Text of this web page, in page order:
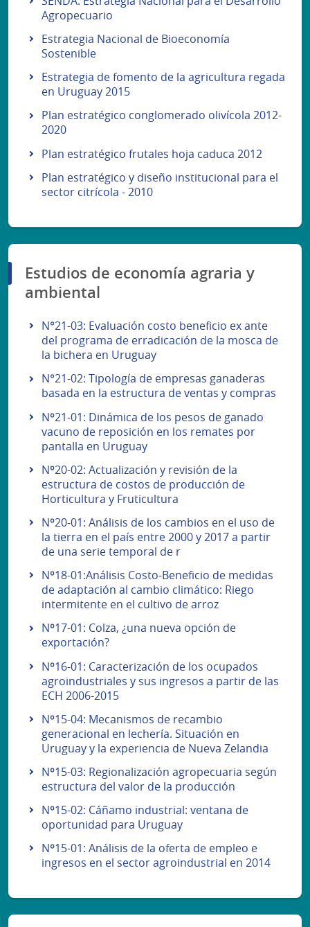
Agropecuario
Estrategia Nacional de Bioeconomía
Sostenible
Estrategia de fomento de la agricultura regada
en Uruguay 2015
Plan estratégico conglomerado olivícola 2012-
2020
Plan estratégico frutales hoja caduca 2012
Plan estratégico y diseño institucional para el
sector citrícola - 2010
Estudios de economía agraria y
ambiental
N°21-03: Evaluación costo beneficio ex ante
del programa de erradicación de la mosca de
la bichera en Uruguay
N°21-02: Tipología de empresas ganaderas
basada en la estructura de ventas y compras
Nº21-01: Dinámica de los pesos de ganado
vacuno de reposición en los remates por
pantalla en Uruguay
Nº20-02: Actualización y revisión de la
estructura de costos de producción de
Horticultura y Fruticultura
Nº20-01: Análisis de los cambios en el uso de
la tierra en el país entre 2000 y 2017 a partir
de una serie temporal de r
Nº18-01:Análisis Costo-Beneficio de medidas
de adaptación al cambio climático: Riego
intermitente en el cultivo de arroz
Nº17-01: Colza, ¿una nueva opción de
exportación?
Nº16-01: Caracterización de los ocupados
agroindustriales y sus ingresos a partir de las
ECH 2006-2015
Nº15-04: Mecanismos de recambio
generacional en lechería. Situación en
Uruguay y la experiencia de Nueva Zelandia
Nº15-03: Regionalización agropecuaria según
estructura del valor de la producción
Nº15-02: Cáñamo industrial: ventana de
oportunidad para Uruguay
Nº15-01: Análisis de la oferta de empleo e
ingresos en el sector agroindustrial en 2014